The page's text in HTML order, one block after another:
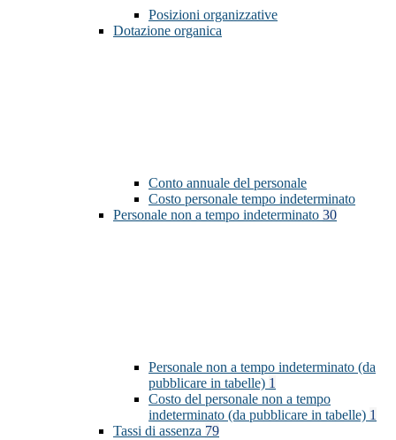
Posizioni organizzative
Dotazione organica
Conto annuale del personale
Costo personale tempo indeterminato
Personale non a tempo indeterminato 30
Personale non a tempo indeterminato (da
pubblicare in tabelle) 1
Costo del personale non a tempo
indeterminato (da pubblicare in tabelle) 1
Tassi di assenza 79